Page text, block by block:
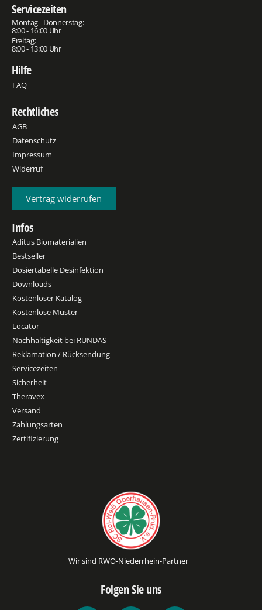
Servicezeiten
Montag - Donnerstag:
8:00 - 16:00 Uhr
Freitag:
8:00 - 13:00 Uhr
Hilfe
FAQ
Rechtliches
AGB
Datenschutz
Impressum
Widerruf
Vertrag widerrufen
Infos
Aditus Biomaterialien
Bestseller
Dosiertabelle Desinfektion
Downloads
Kostenloser Katalog
Kostenlose Muster
Locator
Nachhaltigkeit bei RUNDAS
Reklamation / Rücksendung
Servicezeiten
Sicherheit
Theravex
Versand
Zahlungsarten
Zertifizierung
Wir sind RWO-Niederrhein-Partner
Folgen Sie uns